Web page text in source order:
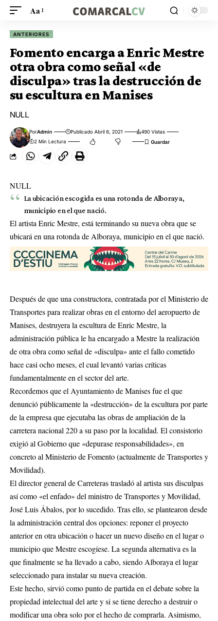
Aa
ANTERIORES
Fomento encarga a Enric Mestre
otra obra como señal «de
disculpa» tras la destrucción de
su escultura en Manises
NULL
PorAdmin Publicado Abril 6, 2021
490 Vistas
2 Min Lectura
NULL
La ubicación escogida es una rotonda de Alboraya,
municipio en el que nació.
El artista Enric Mestre, está terminando su nueva obra que se
ubicará en una rotonda de Alboraya, municipio en el que nació.
Después de que una constructora, contratada por el Ministerio de
Transportes para realizar obras en el entorno del aeropuerto de
Manises, destruyera la escultura de Enric Mestre, la
administración pública le ha encargado a Mestre la realización
de otra obra como señal de «disculpa» ante el fallo cometido
hace casi ocho meses, el cual levantó varias críticas
fundamentalmente en el sector del arte.
Recordemos que el Ayuntamiento de Manises fue el que
denunció públicamente la «destrucción» de la escultura por parte
de la empresa que ejecutaba las obras de ampliación de la
carretera nacional 220 a su paso por la localidad. El consistorio
exigió al Gobierno que «depurase responsabilidades», en
concreto al Ministerio de Fomento (actualmente de Transportes y
Movilidad).
El director general de Carreteras trasladó al artista sus disculpas
así como «el enfado» del ministro de Transportes y Movilidad,
José Luis Ábalos, por lo sucedido. Tras ello, se plantearon desde
la administración central dos opciones: reponer el proyecto
anterior en otra ubicación o hacer un nuevo diseño en el lugar o
municipio que Mestre escogiese. La segunda alternativa es la
que finalmente se ha llevado a cabo, siendo Alboraya el lugar
seleccionado para instalar su nueva creación.
Este hecho, sirvió como punto de partida en el debate sobre la
propiedad intelectual del arte y si se tiene derecho a destruir o
modificar una obra solo por el hecho de comprarla. Asimismo,